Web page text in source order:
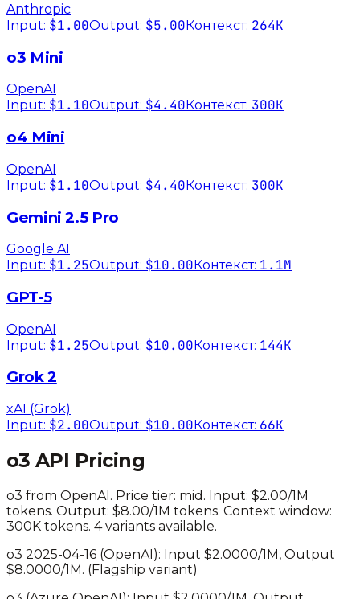
Anthropic
Input: $1.00Output: $5.00Контекст: 264K
o3 Mini
OpenAI
Input: $1.10Output: $4.40 Контекст: 300K
o4 Mini
OpenAI
Input: $1.10Output: $4.40Контекст: 300K
Gemini 2.5 Pro
Google AI
Input: $1.25Output: $10.00 Контекст: 1.1M
GPT-5
OpenAI
Input: $1.25Output: $10.00Контекст: 144K
Grok 2
xAI (Grok)
Input: $2.00Output: $10.00 Контекст: 66K
o3 API Pricing
o3 from OpenAI. Price tier: mid . Input: $2.00/1M
tokens. Output: $8.00/1M tokens. Context window:
300K tokens. 4 variants available.
o3 2025-04-16 (OpenAI): Input $2.0000/1M, Output
$8.0000/1M. (Flagship variant)